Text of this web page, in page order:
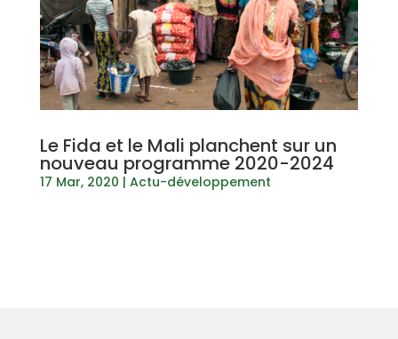
Le Fida et le Mali planchent sur un
nouveau programme 2020-2024
17 Mar, 2020 | Actu-développement